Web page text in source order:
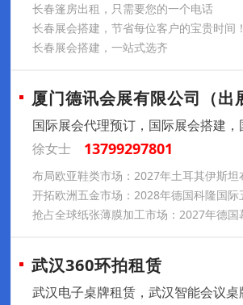
长春篷房出租，只需要您的一个电话
长春展会搭建，节省每位客户的宝贵时间！
长春展会搭建，一站式选齐
国际展会代理预订，国际展会搭建
徐女士
13799297801
武汉360环拍租赁
武汉电子桌牌租赁，武汉智能会议